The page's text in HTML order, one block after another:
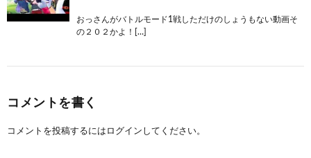
おっさんがバトルモード1戦しただけのしょうもない動画そ
の２０２かよ！[…]
コメントを書く
コメントを投稿するには ログイン してください。